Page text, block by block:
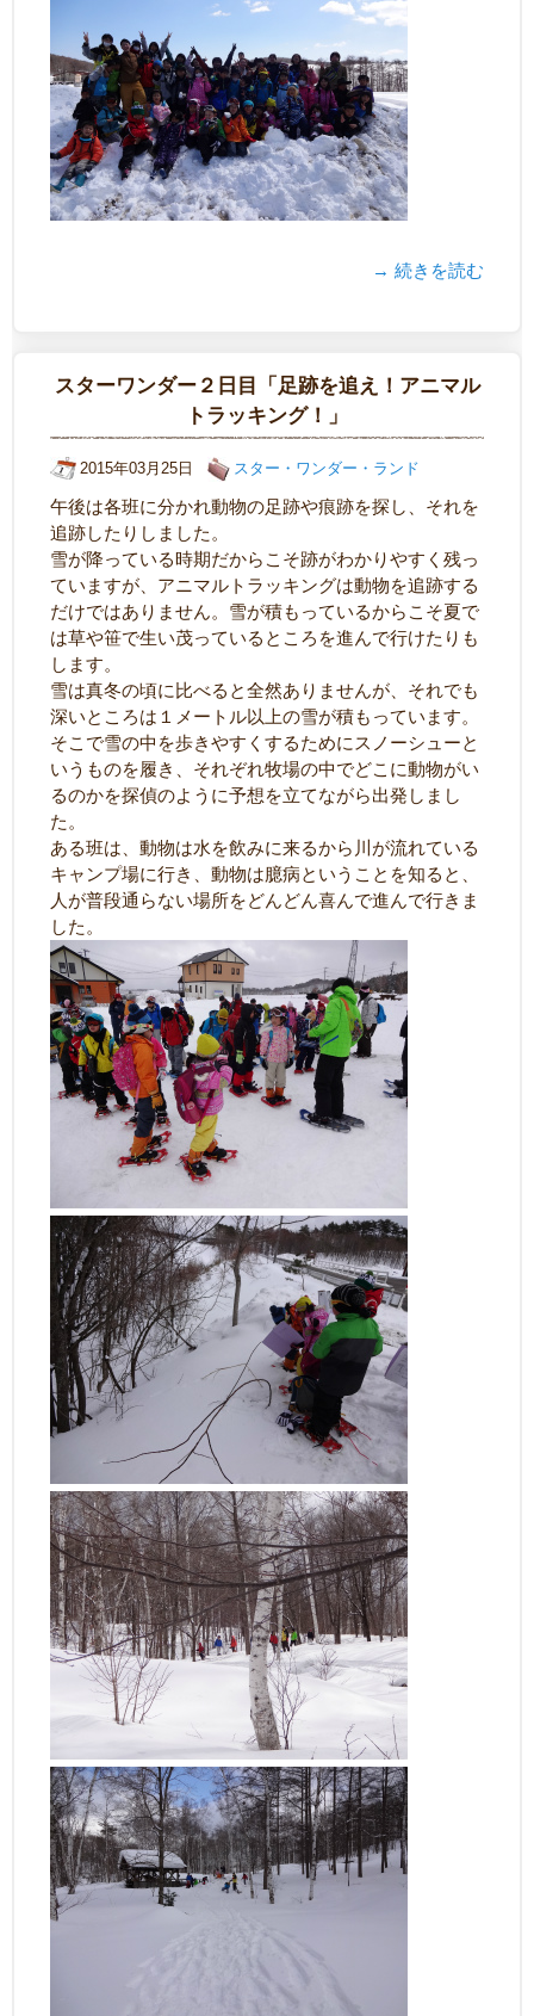
→ 続きを読む
スターワンダー２日目「足跡を追え！アニマル
トラッキング！」
2015年03月25日 スター・ワンダー・ランド
午後は各班に分かれ動物の足跡や痕跡を探し、それを
追跡したりしました。
雪が降っている時期だからこそ跡がわかりやすく残っ
ていますが、アニマルトラッキングは動物を追跡する
だけではありません。雪が積もっているからこそ夏で
は草や笹で生い茂っているところを進んで行けたりも
します。
雪は真冬の頃に比べると全然ありませんが、それでも
深いところは１メートル以上の雪が積もっています。
そこで雪の中を歩きやすくするためにスノーシューと
いうものを履き、それぞれ牧場の中でどこに動物がい
るのかを探偵のように予想を立てながら出発しまし
た。
ある班は、動物は水を飲みに来るから川が流れている
キャンプ場に行き、動物は臆病ということを知ると、
人が普段通らない場所をどんどん喜んで進んで行きま
した。